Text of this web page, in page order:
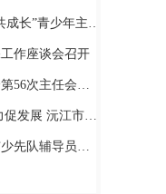
读活动沅江专场圆满举办
作座谈会召开
主任会议召开
职工乒羽团体接力赛开赛
员专业技能大赛